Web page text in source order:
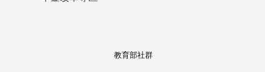
教育部社群